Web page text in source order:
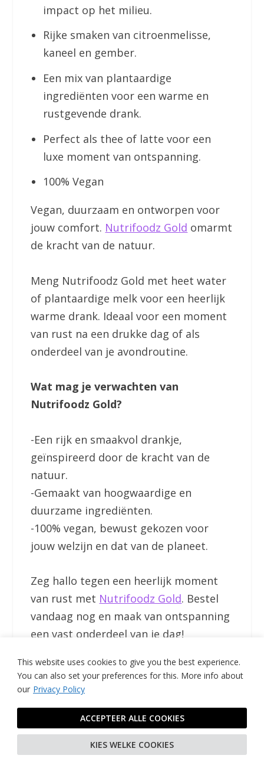
This website uses cookies to give you the best experience.
You can also set your preferences for this. More info about
our Privacy Policy
KIES WELKE COOKIES
ACCEPTEER ALLE COOKIES
impact op het milieu.
Rijke smaken van citroenmelisse,
kaneel en gember.
Een mix van plantaardige
ingrediënten voor een warme en
rustgevende drank.
Perfect als thee of latte voor een
luxe moment van ontspanning.
100% Vegan
Vegan, duurzaam en ontworpen voor
jouw comfort. Nutrifoodz Gold omarmt
de kracht van de natuur.
Meng Nutrifoodz Gold met heet water
of plantaardige melk voor een heerlijk
warme drank. Ideaal voor een moment
van rust na een drukke dag of als
onderdeel van je avondroutine.
Wat mag je verwachten van
Nutrifoodz Gold?
-Een rijk en smaakvol drankje,
geïnspireerd door de kracht van de
natuur.
-Gemaakt van hoogwaardige en
duurzame ingrediënten.
-100% vegan, bewust gekozen voor
jouw welzijn en dat van de planeet.
Zeg hallo tegen een heerlijk moment
van rust met Nutrifoodz Gold. Bestel
vandaag nog en maak van ontspanning
een vast onderdeel van je dag!
Ontspannende groeten,
P.S. Ben jij klaar om de kracht van
warme rust en luxe smaken te